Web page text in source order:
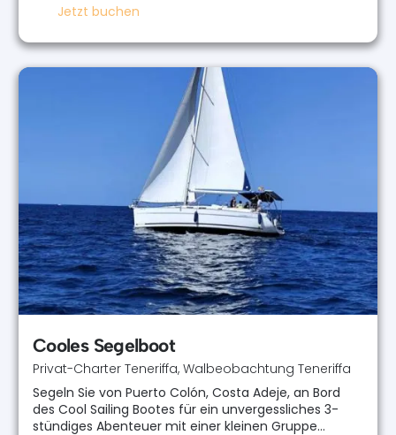
Jetzt buchen
Cooles Segelboot
Privat-Charter Teneriffa, Walbeobachtung Teneriffa
Segeln Sie von Puerto Colón, Costa Adeje, an Bord
des Cool Sailing Bootes für ein unvergessliches 3-
stündiges Abenteuer mit einer kleinen Gruppe…